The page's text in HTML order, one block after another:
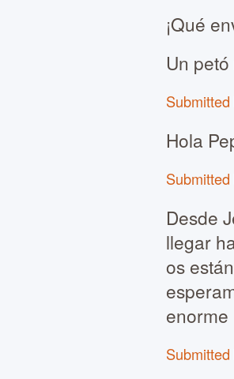
¡Qué
Un
Hola
Desde
llegar
os
enorme